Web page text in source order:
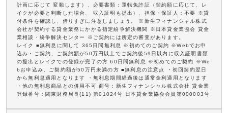
計画に応じて 変動します）、必要書類：運転免許証（契約額に応じて、レ
イクが必要と判断した場合、 収入証明も提出）、担保・保証人：不要 ※貸
付条件を確認し、借りすぎに注意しましょう。 ※新生フィナンシャル株式
会社が契約する貸金業務にかかる指定紛争解決機関 ※日本貸金業協会 貸金
業相談・紛争解決センター ※ご契約には所定の審査があります。
レイク ■無利息に関して 365日間無利息 ※初めてのご契約 ※Webでお申
込み・ご契約、ご契約額が50万円以上でご契約後59日以内に収入証明書類
の提出とレイクでの登録が完了の方 60日間無利息 ※初めてのご契約 ※We
bお申込み、ご契約額が50万円未満の方 ■無利息の注意点 ・初回契約翌日
から無利息適用となります ・無利息期間経過後は通常金利適用となります
・他の無利息商品との併用不可 商号：新生フィナンシャル株式会社 貸金業
登録番号：関東財務局長(11) 第01024号 日本貸金業協会会員第000003号